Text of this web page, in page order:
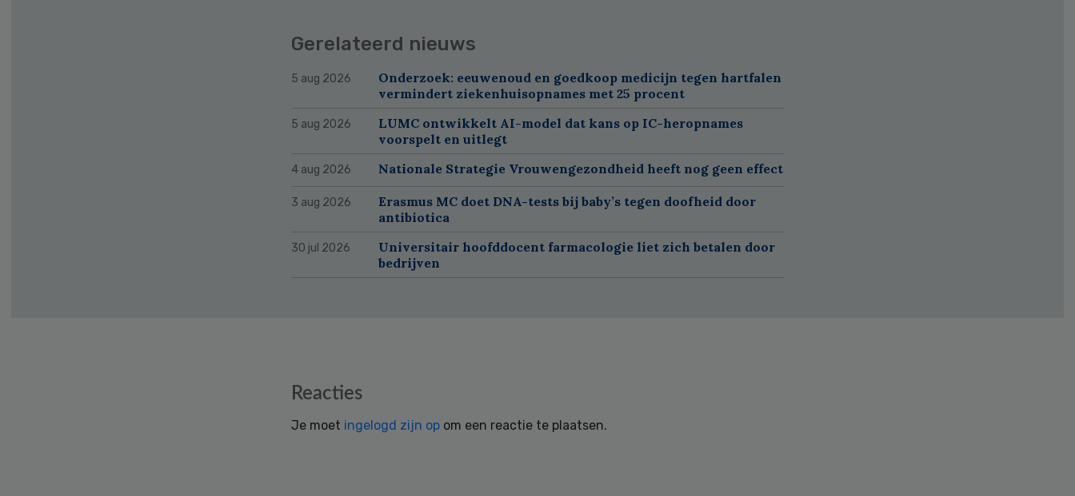
Gerelateerd nieuws
5 aug 2026
Onderzoek: eeuwenoud en goedkoop medicijn tegen hartfalen
vermindert ziekenhuisopnames met 25 procent
5 aug 2026
LUMC ontwikkelt AI-model dat kans op IC-heropnames
voorspelt en uitlegt
4 aug 2026 Nationale Strategie Vrouwengezondheid heeft nog geen effect
3 aug 2026
Erasmus MC doet DNA-tests bij baby’s tegen doofheid door
antibiotica
30 jul 2026
Universitair hoofddocent farmacologie liet zich betalen door
bedrijven
Reacties
Je moet ingelogd zijn op om een reactie te plaatsen.